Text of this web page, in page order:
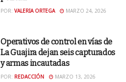
POR: VALERIA ORTEGA MARZO 24, 2026
Operativos de control en vías de
La Guajira dejan seis capturados
y armas incautadas
POR: REDACCIÓN MARZO 13, 2026